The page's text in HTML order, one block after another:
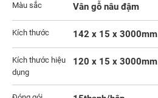
Màu sắc Vân gỗ nâu đậm
Kích thước 142 x 15 x 3000mm
Kích thước hiệu
dụng
120 x 15 x 3000mm